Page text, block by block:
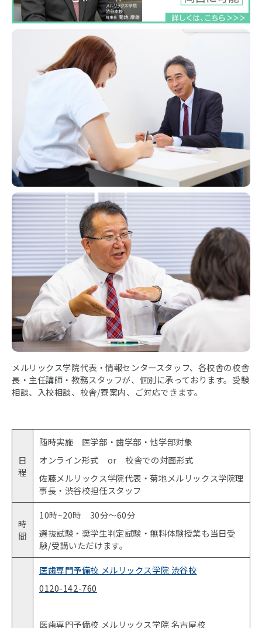
メルリックス学院代表・情報センタースタッフ、各校舎の校舎
長・主任講師・教務スタッフが、個別に承っております。受験
相談、入校相談、校舎/寮案内、ご対応できます。
日
程
随時実施 医学部・歯学部・他学部対象
オンライン形式 or 校舎での対面形式
佐藤メルリックス学院代表・菊地メルリックス学院理
事長・渋谷校担任スタッフ
時
間
10時~20時 30分〜60分
選抜試験・奨学生判定試験・無料体験授業も当日受
験/受講いただけます。
医歯専門予備校 メルリックス学院 渋谷校
0120-142-760
医歯専門予備校 メルリックス学院 名古屋校